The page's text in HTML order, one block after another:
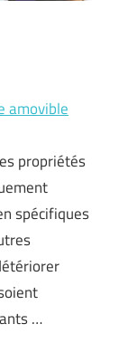
amovible
propriétés
spécifiques
…